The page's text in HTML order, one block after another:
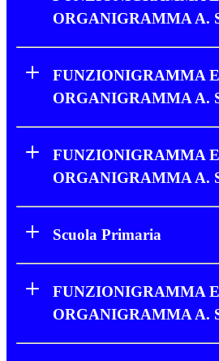
ORGANIGRAMMA A.
FUNZIONIGRAMMA E
ORGANIGRAMMA A.
FUNZIONIGRAMMA E
ORGANIGRAMMA A.
Scuola Primaria
FUNZIONIGRAMMA E
ORGANIGRAMMA A.